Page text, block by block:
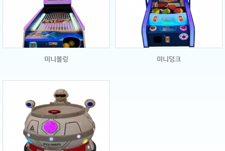
미니볼링 미니덩크